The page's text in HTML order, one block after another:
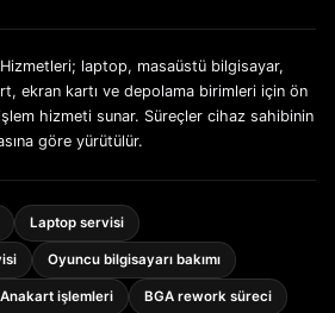
laptop, masaüstü bilgisayar,
ekran kartı ve depolama birimleri için ön
hizmeti sunar. Süreçler cihaz sahibinin
göre yürütülür.
Laptop servisi
Oyuncu bilgisayarı bakımı
Anakart işlemleri BGA rework süreci